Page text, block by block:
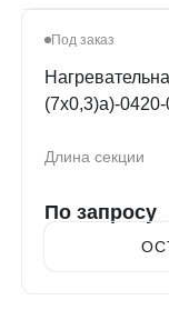
Под заказ
(7х0,3)а)-
Длина секции
По запросу